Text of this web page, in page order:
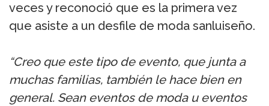
veces y reconoció que es la primera vez
que asiste a un desfile de moda sanluiseño.
“Creo que este tipo de evento, que junta a
muchas familias, también le hace bien en
general. Sean eventos de moda u eventos